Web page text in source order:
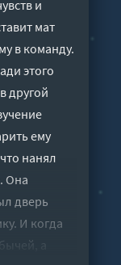
и
мат
в команду.
этого
другой
ему
нанял
Она
дверь
И когда
а